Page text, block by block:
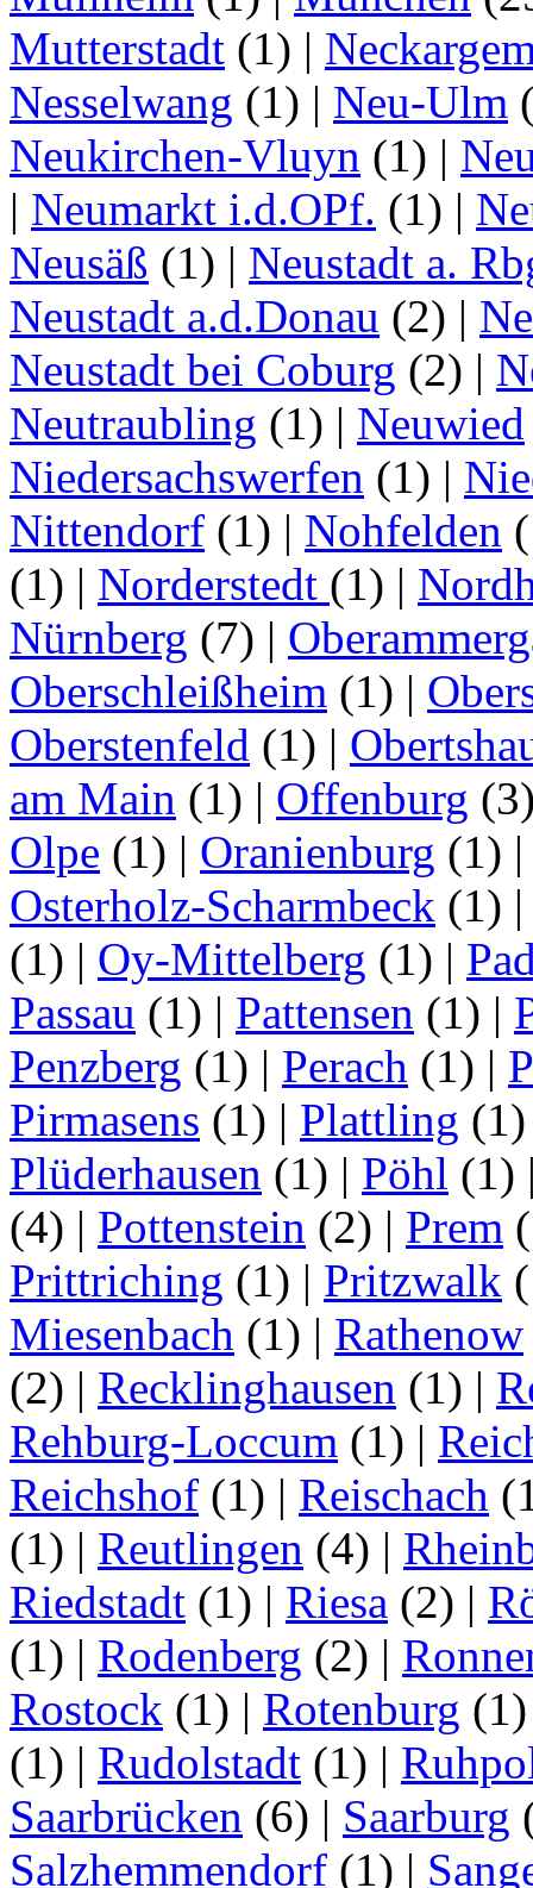
Mutterstadt (1) |
Nesselwang (1) | Neu-Ulm
Neukirchen-Vluyn (1) |
| Neumarkt i.d.OPf. (1) |
Neusäß (1) | Neustadt a.
Neustadt a.d.Donau (2) |
Neustadt bei Coburg (2) |
Neutraubling (1) | Neuwied
Niedersachswerfen (1) |
Nittendorf (1) | Nohfelden
(1) | Norderstedt (1) |
Nürnberg (7) |
Oberschleißheim (1) |
Oberstenfeld (1) |
am Main (1) | Offenburg
Olpe (1) | Oranienburg (1)
Osterholz-Scharmbeck (1)
(1) | Oy-Mittelberg (1) |
Passau (1) | Pattensen (1) |
Penzberg (1) | Perach (1) |
Pirmasens (1) | Plattling
Plüderhausen (1) | Pöhl (1)
(4) | Pottenstein (2) | Prem
Prittriching (1) | Pritzwalk
Miesenbach (1) | Rathenow
(2) | Recklinghausen (1) |
Rehburg-Loccum (1) |
Reichshof (1) | Reischach
(1) | Reutlingen (4) |
Riedstadt (1) | Riesa (2) |
(1) | Rodenberg (2) |
Rostock (1) | Rotenburg
(1) | Rudolstadt (1) |
Saarbrücken (6) | Saarburg
Salzhemmendorf (1) |